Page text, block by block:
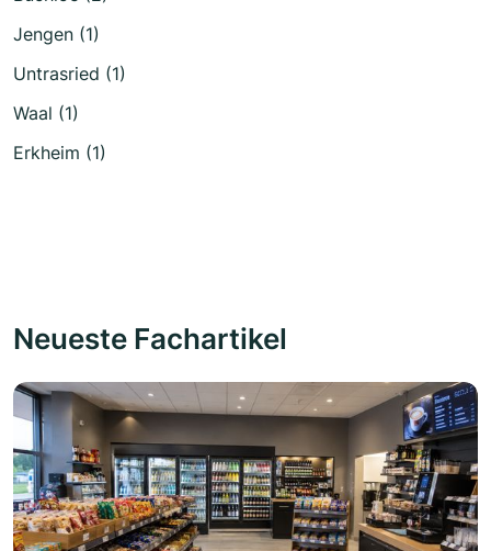
Jengen (1)
Untrasried (1)
Waal (1)
Erkheim (1)
Neueste Fachartikel